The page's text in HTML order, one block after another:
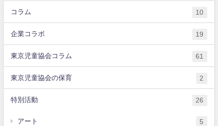
コラム 10
企業コラボ 19
東京児童協会コラム 61
東京児童協会の保育 2
特別活動 26
アート 5